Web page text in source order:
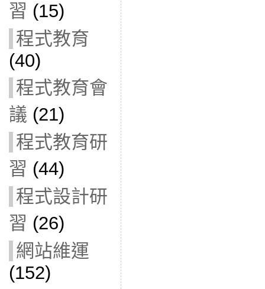
習 (15)
程式教育
(40)
程式教育會
議 (21)
程式教育研
習 (44)
程式設計研
習 (26)
網站維運
(152)